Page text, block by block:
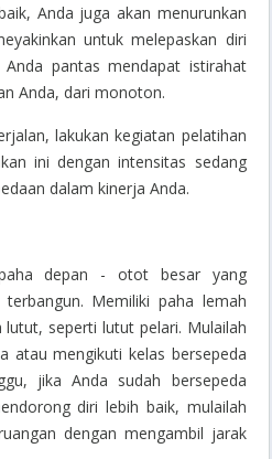
Anda juga akan menurunkan
untuk melepaskan diri
Anda pantas mendapat istirahat
Anda, dari monoton.
lakukan kegiatan pelatihan
ini dengan intensitas sedang
dalam kinerja Anda.
depan - otot besar yang
Memiliki paha lemah
lutut, seperti lutut pelari. Mulailah
atau mengikuti kelas bersepeda
jika Anda sudah bersepeda
diri lebih baik, mulailah
dengan mengambil jarak